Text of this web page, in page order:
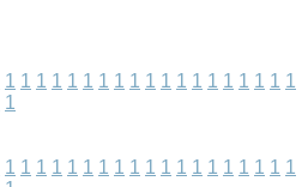
1 1 1 1 1 1 1 1 1 1 1 1 1 1 1 1 1 1 1
1
1 1 1 1 1 1 1 1 1 1 1 1 1 1 1 1 1 1 1